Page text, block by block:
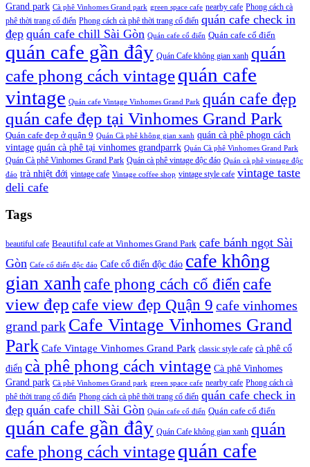
Grand park Cà phê Vinhomes Grand park green space cafe nearby cafe Phong cách cà
phê thời trang cổ điển Phong cách cà phê thời trang cổ điển quán cafe check in
đẹp quán cafe chill Sài Gòn Quán cafe cổ điển Quán cafe cổ điển
quán cafe gần đây Quán Cafe không gian xanh quán
cafe phong cách vintagequán cafe
vintage Quán cafe Vintage Vinhomes Grand Park quán cafe đẹp
quán cafe đẹp tại Vinhomes Grand Park
Quán cafe đẹp ở quận 9 Quán Cà phê không gian xanh quán cà phê phogn cách
vintage quán cà phê tại vinhomes grandparrk Quán Cà phê Vinhomes Grand Park
Quán Cà phê Vinhomes Grand Park Quán cà phê vintage độc đáo Quán cà phê vintage độc
đáo trà nhiệt đới vintage cafe Vintage coffee shop vintage style cafe vintage taste
deli cafe
Tags
beautiful cafe Beautiful cafe at Vinhomes Grand Park cafe bánh ngọt Sài
Gòn Cafe cổ điển độc đáo Cafe cổ điển độc đáo cafe không
gian xanh cafe phong cách cổ điển cafe
view đẹp cafe view đẹp Quận 9 cafe vinhomes
grand park Cafe Vintage Vinhomes Grand
Park Cafe Vintage Vinhomes Grand Park classic style cafe cà phê cổ
điển cà phê phong cách vintage Cà phê Vinhomes
Grand park Cà phê Vinhomes Grand park green space cafe nearby cafe Phong cách cà
phê thời trang cổ điển Phong cách cà phê thời trang cổ điển quán cafe check in
đẹp quán cafe chill Sài Gòn Quán cafe cổ điển Quán cafe cổ điển
quán cafe gần đây Quán Cafe không gian xanh quán
cafe phong cách vintagequán cafe